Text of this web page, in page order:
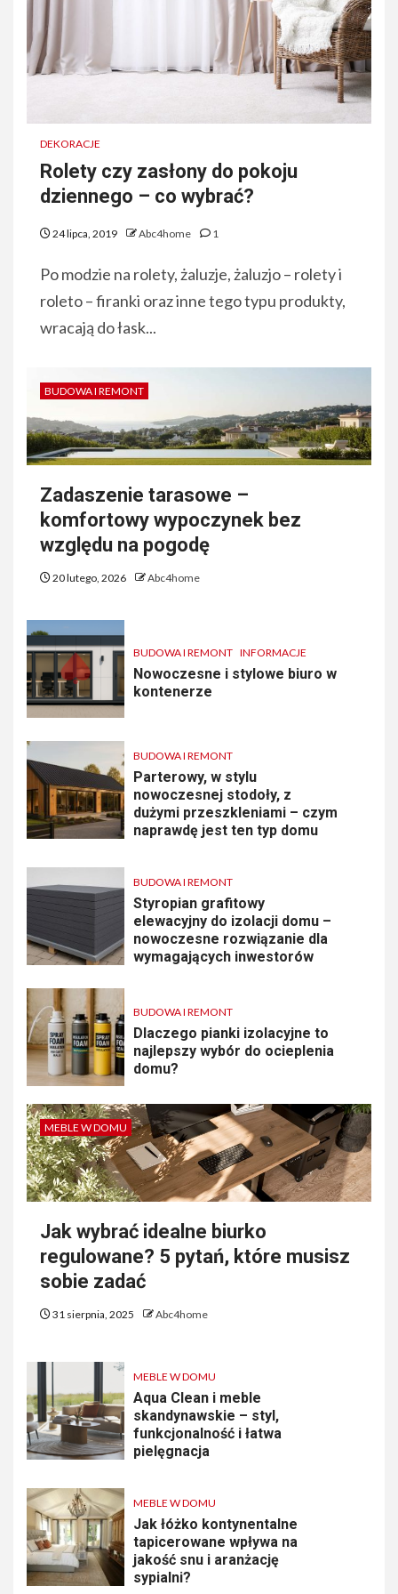
DEKORACJE
Rolety czy zasłony do pokoju
dziennego – co wybrać?
24 lipca, 2019 Abc4home 1
Po modzie na rolety, żaluzje, żaluzjo – rolety i
roleto – firanki oraz inne tego typu produkty,
wracają do łask...
BUDOWA I REMONT
Zadaszenie tarasowe –
komfortowy wypoczynek bez
względu na pogodę
20 lutego, 2026 Abc4home
BUDOWA I REMONT INFORMACJE
Nowoczesne i stylowe biuro w
kontenerze
BUDOWA I REMONT
Parterowy, w stylu
nowoczesnej stodoły, z
dużymi przeszkleniami – czym
naprawdę jest ten typ domu
BUDOWA I REMONT
Styropian grafitowy
elewacyjny do izolacji domu –
nowoczesne rozwiązanie dla
wymagających inwestorów
BUDOWA I REMONT
Dlaczego pianki izolacyjne to
najlepszy wybór do ocieplenia
domu?
MEBLE W DOMU
Jak wybrać idealne biurko
regulowane? 5 pytań, które musisz
sobie zadać
31 sierpnia, 2025 Abc4home
MEBLE W DOMU
Aqua Clean i meble
skandynawskie – styl,
funkcjonalność i łatwa
pielęgnacja
MEBLE W DOMU
Jak łóżko kontynentalne
tapicerowane wpływa na
jakość snu i aranżację
sypialni?